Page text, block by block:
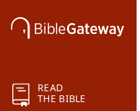
READ
THE BIBLE